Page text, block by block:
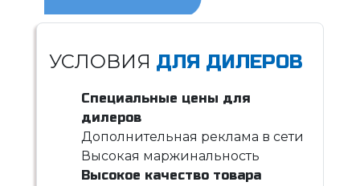
УСЛОВИЯ ДЛЯ ДИЛЕРОВ
Специальные цены для
дилеров
Дополнительная реклама в сети
Высокая маржинальность
Высокое качество товара